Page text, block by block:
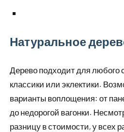
Натуральное
Дерево подходит для любого
классики или эклектики.
варианты воплощения: от
до недорогой вагонки.
разницу в стоимости, у всех